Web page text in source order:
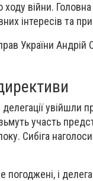
війни.
інтересів та
України Андрій
увійшли
участь
Сибіга
і